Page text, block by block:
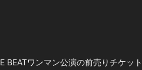
BEATワンマン公演の前売りチケット